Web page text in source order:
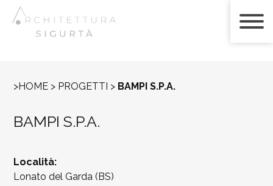
>HOME > PROGETTI > BAMPI S.P.A.
BAMPI S.P.A.
Località:
Lonato del Garda (BS)